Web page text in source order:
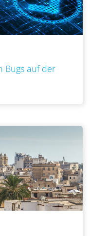
Bugs auf der